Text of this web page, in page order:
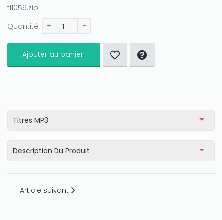
tl1059.zip
Quantité:
+ -
Ajouter au panier
Titres MP3
Description Du Produit
Article suivant